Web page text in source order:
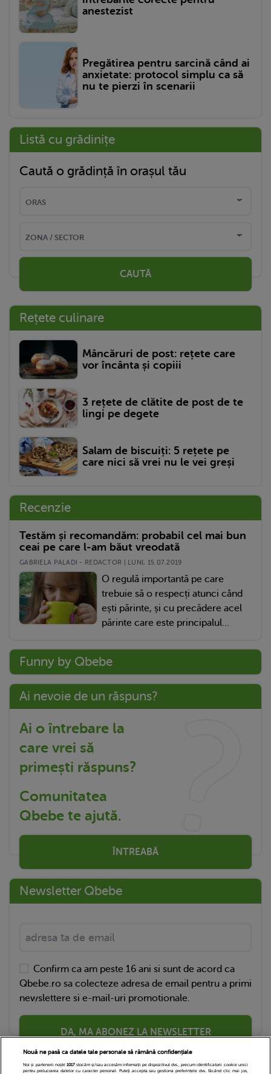
anestezist
Pregătirea pentru sarcină când ai
anxietate: protocol simplu ca să
nu te pierzi în scenarii
Listă cu grădinițe
Caută o grădință în orașul tău
CAUTĂ
Rețete culinare
Mâncăruri de post: rețete care
vor încânta și copiii
3 rețete de clătite de post de te
lingi pe degete
Salam de biscuiți: 5 rețete pe
care nici să vrei nu le vei greși
Recenzie
Testăm și recomandăm: probabil cel mai bun
ceai pe care l-am băut vreodată
GABRIELA PALADI - REDACTOR | LUNI, 15.07.2019
O regulă importantă pe care
trebuie să o respecți atunci când
ești părinte, și cu precădere acel
părinte care este principalul...
Funny by Qbebe
Ai nevoie de un răspuns?
Ai o întrebare la
care vrei să
primești răspuns?
Comunitatea
Qbebe te ajută.
ÎNTREABĂ
Newsletter Qbebe
Confirm ca am peste 16 ani si sunt de acord ca
Qbebe.ro sa colecteze adresa de email pentru a primi
newslettere si e-mail-uri promotionale.
DA, MA ABONEZ LA NEWSLETTER
Nouă ne pasă ca datele tale personale să rămână confidențiale
Noi și partenerii noștri 1017stocăm și/sau accesăm informații pe dispozitivul dvs., precum identificatorii cookie unici
pentru prelucrarea datelor cu caracter personal. Puteți accepta sau gestiona preferințele dvs. făcând clic mai jos,